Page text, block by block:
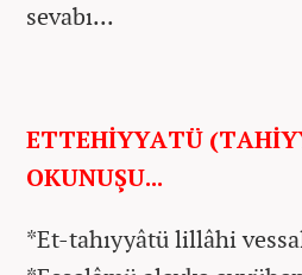
sevabı...
ETTEHİYYATÜ
OKUNUŞU...
*Et-tahıyyâtü lillâhi